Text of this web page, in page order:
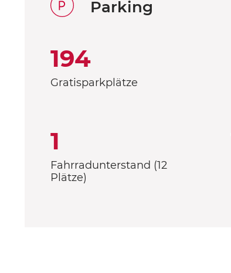
Parking
194
Gratisparkplätze
1
Fahrradunterstand (12
Plätze)